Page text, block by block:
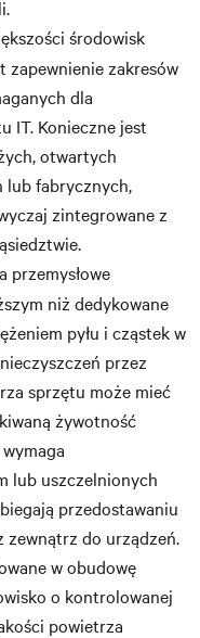
środowisk
zapewnienie zakresów
dla
IT. Konieczne jest
otwartych
lub fabrycznych,
zintegrowane z
przemysłowe
niż dedykowane
pyłu i cząstek w
przez
sprzętu może mieć
żywotność
lub uszczelnionych
przedostawaniu
do urządzeń.
w obudowę
o kontrolowanej
powietrza